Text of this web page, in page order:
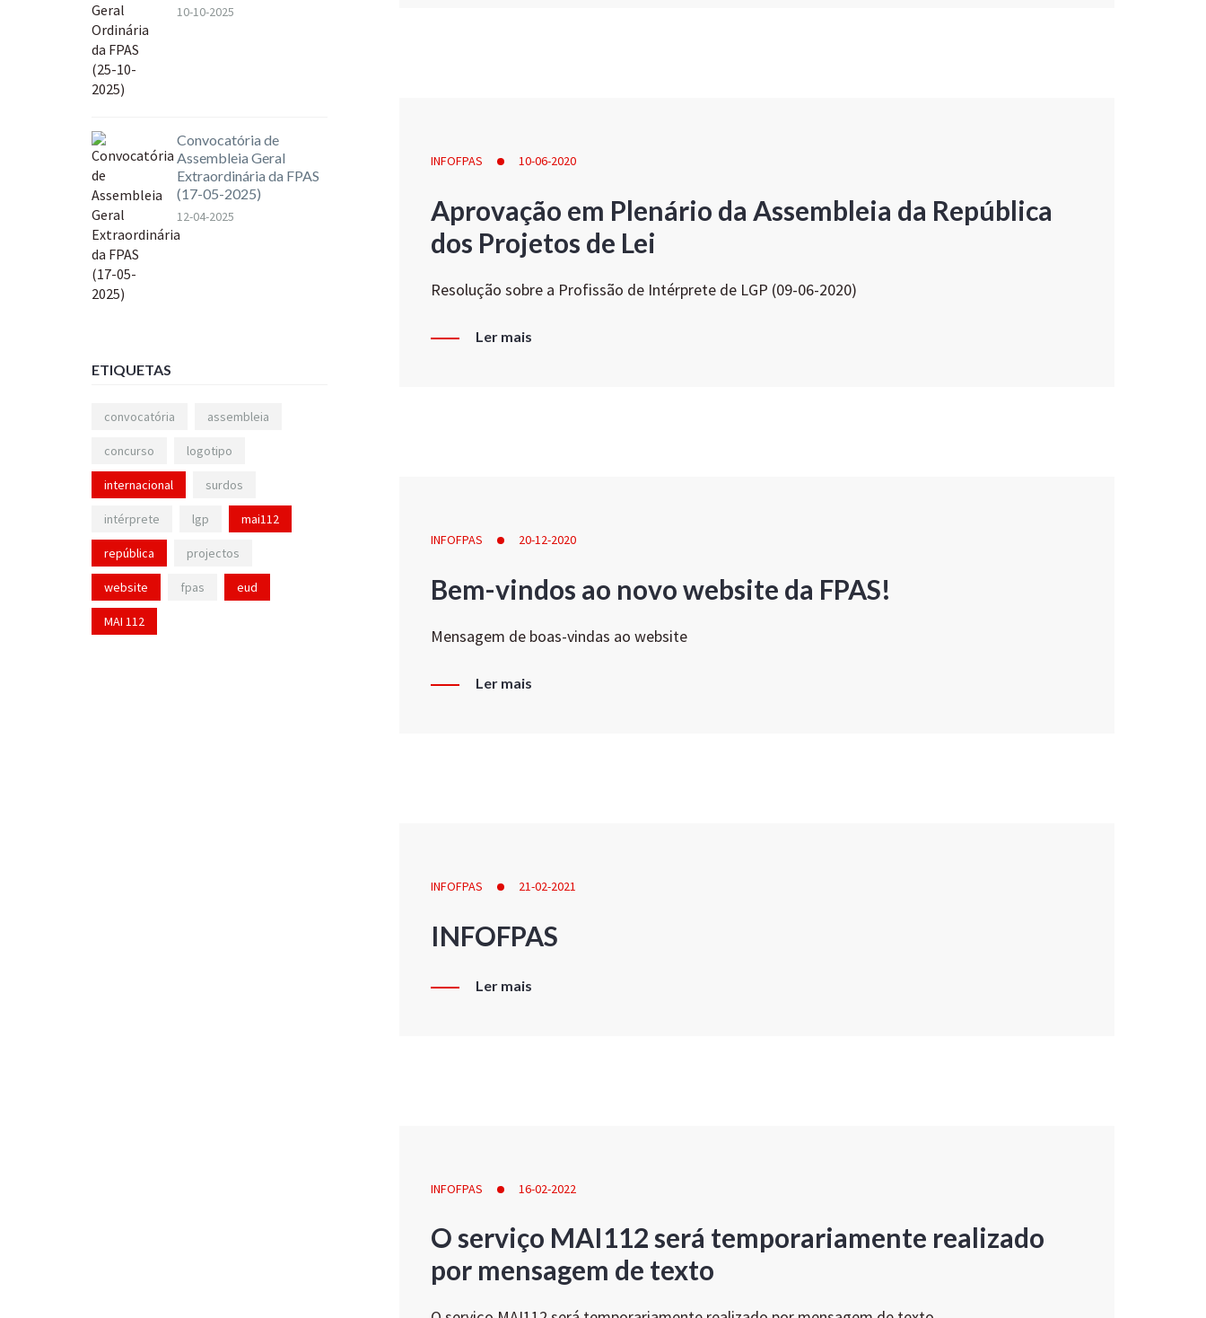
INFOFPAS 10-06-2020
Aprovação em Plenário da Assembleia da República
dos Projetos de Lei
Resolução sobre a Profissão de Intérprete de LGP (09-06-2020)
Ler mais
INFOFPAS 20-12-2020
Bem-vindos ao novo website da FPAS!
Mensagem de boas-vindas ao website
Ler mais
INFOFPAS 21-02-2021
INFOFPAS
Ler mais
INFOFPAS 16-02-2022
O serviço MAI112 será temporariamente realizado
por mensagem de texto
10-10-2025
Convocatória de
Assembleia Geral
Extraordinária da FPAS
(17-05-2025)
12-04-2025
ETIQUETAS
convocatória assembleia
concurso logotipo
internacional surdos
intérprete lgp mai112
república projectos
website fpas eud
MAI 112